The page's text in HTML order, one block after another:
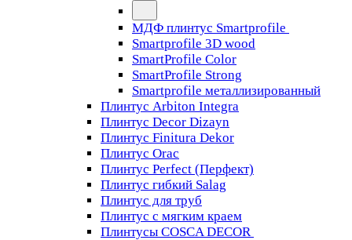
МДФ плинтус Smartprofile
Smartprofile 3D wood
SmartProfile Color
SmartProfile Strong
Smartprofile металлизированный
Плинтус Arbiton Integra
Плинтус Decor Dizayn
Плинтус Finitura Dekor
Плинтус Orac
Плинтус Perfect (Перфект)
Плинтус гибкий Salag
Плинтус для труб
Плинтус с мягким краем
Плинтусы COSCA DECOR